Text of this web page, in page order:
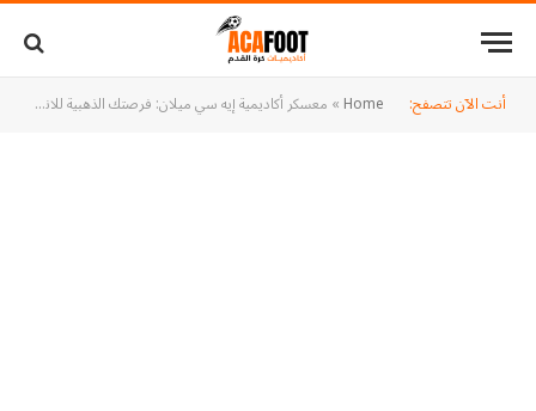
أنت الآن تتصفح: Home
» معسكر أكاديمية إيه سي ميلان: فرصتك الذهبية للانطلاق في عالم الاحتراف